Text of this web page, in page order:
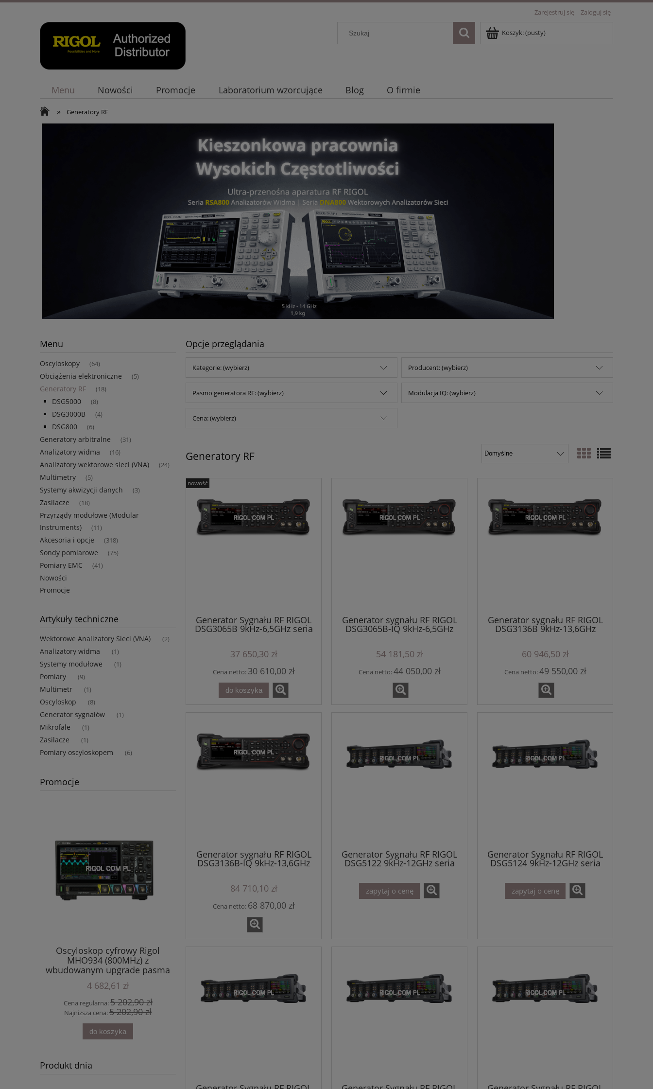
Zarejestruj się Zaloguj się
Koszyk:(pusty)
Menu Nowości Promocje Laboratorium wzorcujące Blog O firmie
» Generatory RF
Menu
Oscyloskopy (64)
Obciążenia elektroniczne (5)
Generatory RF (18)
DSG5000 (8)
DSG3000B (4)
DSG800 (6)
Generatory arbitralne (31)
Analizatory widma (16)
Analizatory wektorowe sieci (VNA) (24)
Multimetry (5)
Systemy akwizycji danych (3)
Zasilacze (18)
Przyrządy modułowe (Modular
Instruments)
(11)
Akcesoria i opcje (318)
Sondy pomiarowe (75)
Pomiary EMC (41)
Nowości
Promocje
Artykuły techniczne
Wektorowe Analizatory Sieci (VNA) (2)
Analizatory widma (1)
Systemy modułowe (1)
Pomiary (9)
Multimetr (1)
Oscyloskop (8)
Generator sygnałów (1)
Mikrofale (1)
Zasilacze (1)
Pomiary oscyloskopem (6)
Promocje
Oscyloskop cyfrowy Rigol
MHO934 (800MHz) z
wbudowanym upgrade pasma
do 800 MHz
4 682,61 zł
Cena regularna:5 202,90 zł
Najniższa cena:5 202,90 zł
do koszyka
1 662,35 zł
Cena regularna:1 955,70 zł
Produkt dnia
Opcje przeglądania
Kategorie: (wybierz) Producent: (wybierz)
Pasmo generatora RF: (wybierz) Modulacja IQ: (wybierz)
Cena: (wybierz)
Generatory RF
Generator Sygnału RF RIGOL
DSG3065B 9kHz-6,5GHz seria
37 650,30 zł
Cena netto: 30 610,00 zł
do koszyka
nowość
Generator sygnału RF RIGOL
DSG3065B-IQ 9kHz-6,5GHz
modulacja IQ seria DSG3000B
54 181,50 zł
Cena netto:44 050,00 zł
Generator sygnału RF RIGOL
DSG3136B 9kHz-13,6GHz
60 946,50 zł
Cena netto:49 550,00 zł
Generator sygnału RF RIGOL
DSG3136B-IQ 9kHz-13,6GHz
modulacja IQ seria DSG3000B
84 710,10 zł
Cena netto: 68 870,00 zł
Generator Sygnału RF RIGOL
DSG5122 9kHz-12GHz seria
zapytaj o cenę
Generator Sygnału RF RIGOL
DSG5124 9kHz-12GHz seria
zapytaj o cenę